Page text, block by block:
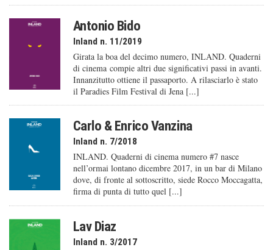
Antonio Bido
Inland n. 11/2019
Girata la boa del decimo numero, INLAND. Quaderni
di cinema compie altri due significativi passi in avanti.
Innanzitutto ottiene il passaporto. A rilasciarlo è stato
il Paradies Film Festival di Jena [...]
Carlo & Enrico Vanzina
Inland n. 7/2018
INLAND. Quaderni di cinema numero #7 nasce
nell’ormai lontano dicembre 2017, in un bar di Milano
dove, di fronte al sottoscritto, siede Rocco Moccagatta,
firma di punta di tutto quel [...]
Lav Diaz
Inland n. 3/2017